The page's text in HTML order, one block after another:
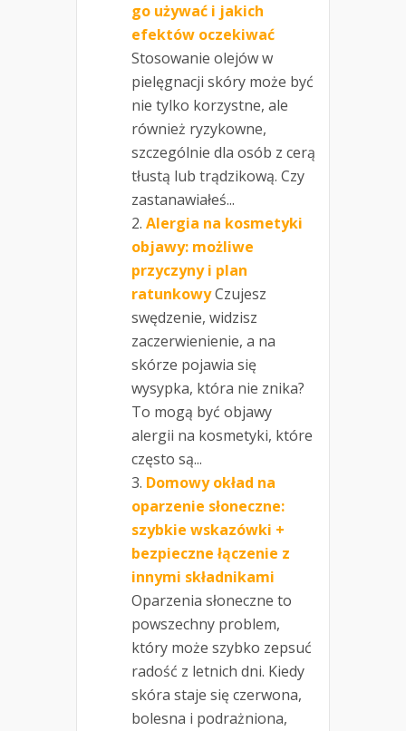
go używać i jakich
efektów oczekiwać
Stosowanie olejów w
pielęgnacji skóry może być
nie tylko korzystne, ale
również ryzykowne,
szczególnie dla osób z cerą
tłustą lub trądzikową. Czy
zastanawiałeś...
Alergia na kosmetyki
objawy: możliwe
przyczyny i plan
ratunkowyCzujesz
swędzenie, widzisz
zaczerwienienie, a na
skórze pojawia się
wysypka, która nie znika?
To mogą być objawy
alergii na kosmetyki, które
często są...
Domowy okład na
oparzenie słoneczne:
szybkie wskazówki +
bezpieczne łączenie z
innymi składnikami
Oparzenia słoneczne to
powszechny problem,
który może szybko zepsuć
radość z letnich dni. Kiedy
skóra staje się czerwona,
bolesna i podrażniona,